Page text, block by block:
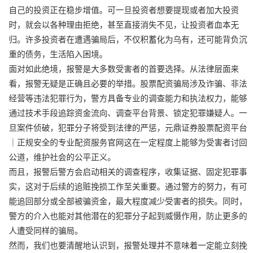
自己的投资正在稳步增值。可一旦投资者想要提现或者加大投资
时，就会以各种理由拒绝，甚至直接消失不见，让投资者血本无
归。许多投资者在遭遇骗局后，不仅积蓄化为乌有，还可能背负沉
重的债务，生活陷入困境。
面对如此绝境，报警是大多数受害者的首要选择。从法律层面来
看，报警无疑是正确且必要的举措。股票配资骗局涉及诈骗、非法
经营等违法犯罪行为，警方具备专业的调查能力和执法权力，能够
通过技术手段追踪资金流向、调查平台背景、锁定犯罪嫌疑人。一
旦案件侦破，犯罪分子将受到法律的严惩， 元鼎证券股票配资平台
｜正规安全的专业配资服务官网这在一定程度上能够为受害者讨回
公道，维护社会的公平正义。
而且，报警后警方会启动相关的调查程序，收集证据、固定犯罪事
实，这对于后续的追赃挽损工作至关重要。通过警方的努力，有可
能追回部分或全部被骗资金，最大程度减少受害者的损失。同时，
警方的介入也能对其他潜在的犯罪分子起到威慑作用，防止更多的
人遭受同样的骗局。
然而，我们也要清醒地认识到，报警处理并不意味着一定能立刻挽